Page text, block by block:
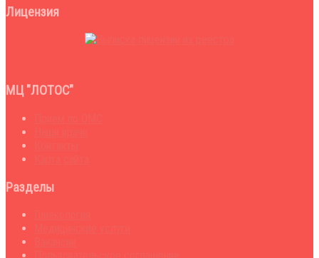
Лицензия
МЦ "ЛОТОС"
Разделы